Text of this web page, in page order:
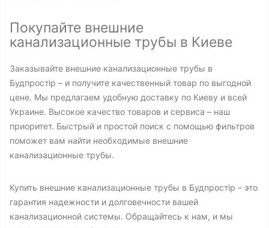
Покупайте внешние
канализационные трубы в Киеве
Заказывайте внешние канализационные трубы в
Будпростір – и получите качественный товар по выгодной
цене. Мы предлагаем удобную доставку по Киеву и всей
Украине. Высокое качество товаров и сервиса – наш
приоритет. Быстрый и простой поиск с помощью фильтров
поможет вам найти необходимые внешние
канализационные трубы.
Купить внешние канализационные трубы в Будпростір – это
гарантия надежности и долговечности вашей
канализационной системы. Обращайтесь к нам, и мы